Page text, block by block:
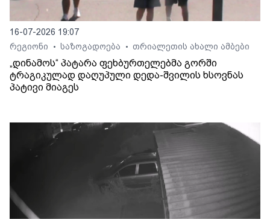
16-07-2026 19:07
რეგიონი
• საზოგადოება • თრიალეთის ახალი ამბები
„დინამოს“ პატარა ფეხბურთელებმა გორში
ტრაგიკულად დაღუპული დედა-შვილის ხსოვნას
პატივი მიაგეს